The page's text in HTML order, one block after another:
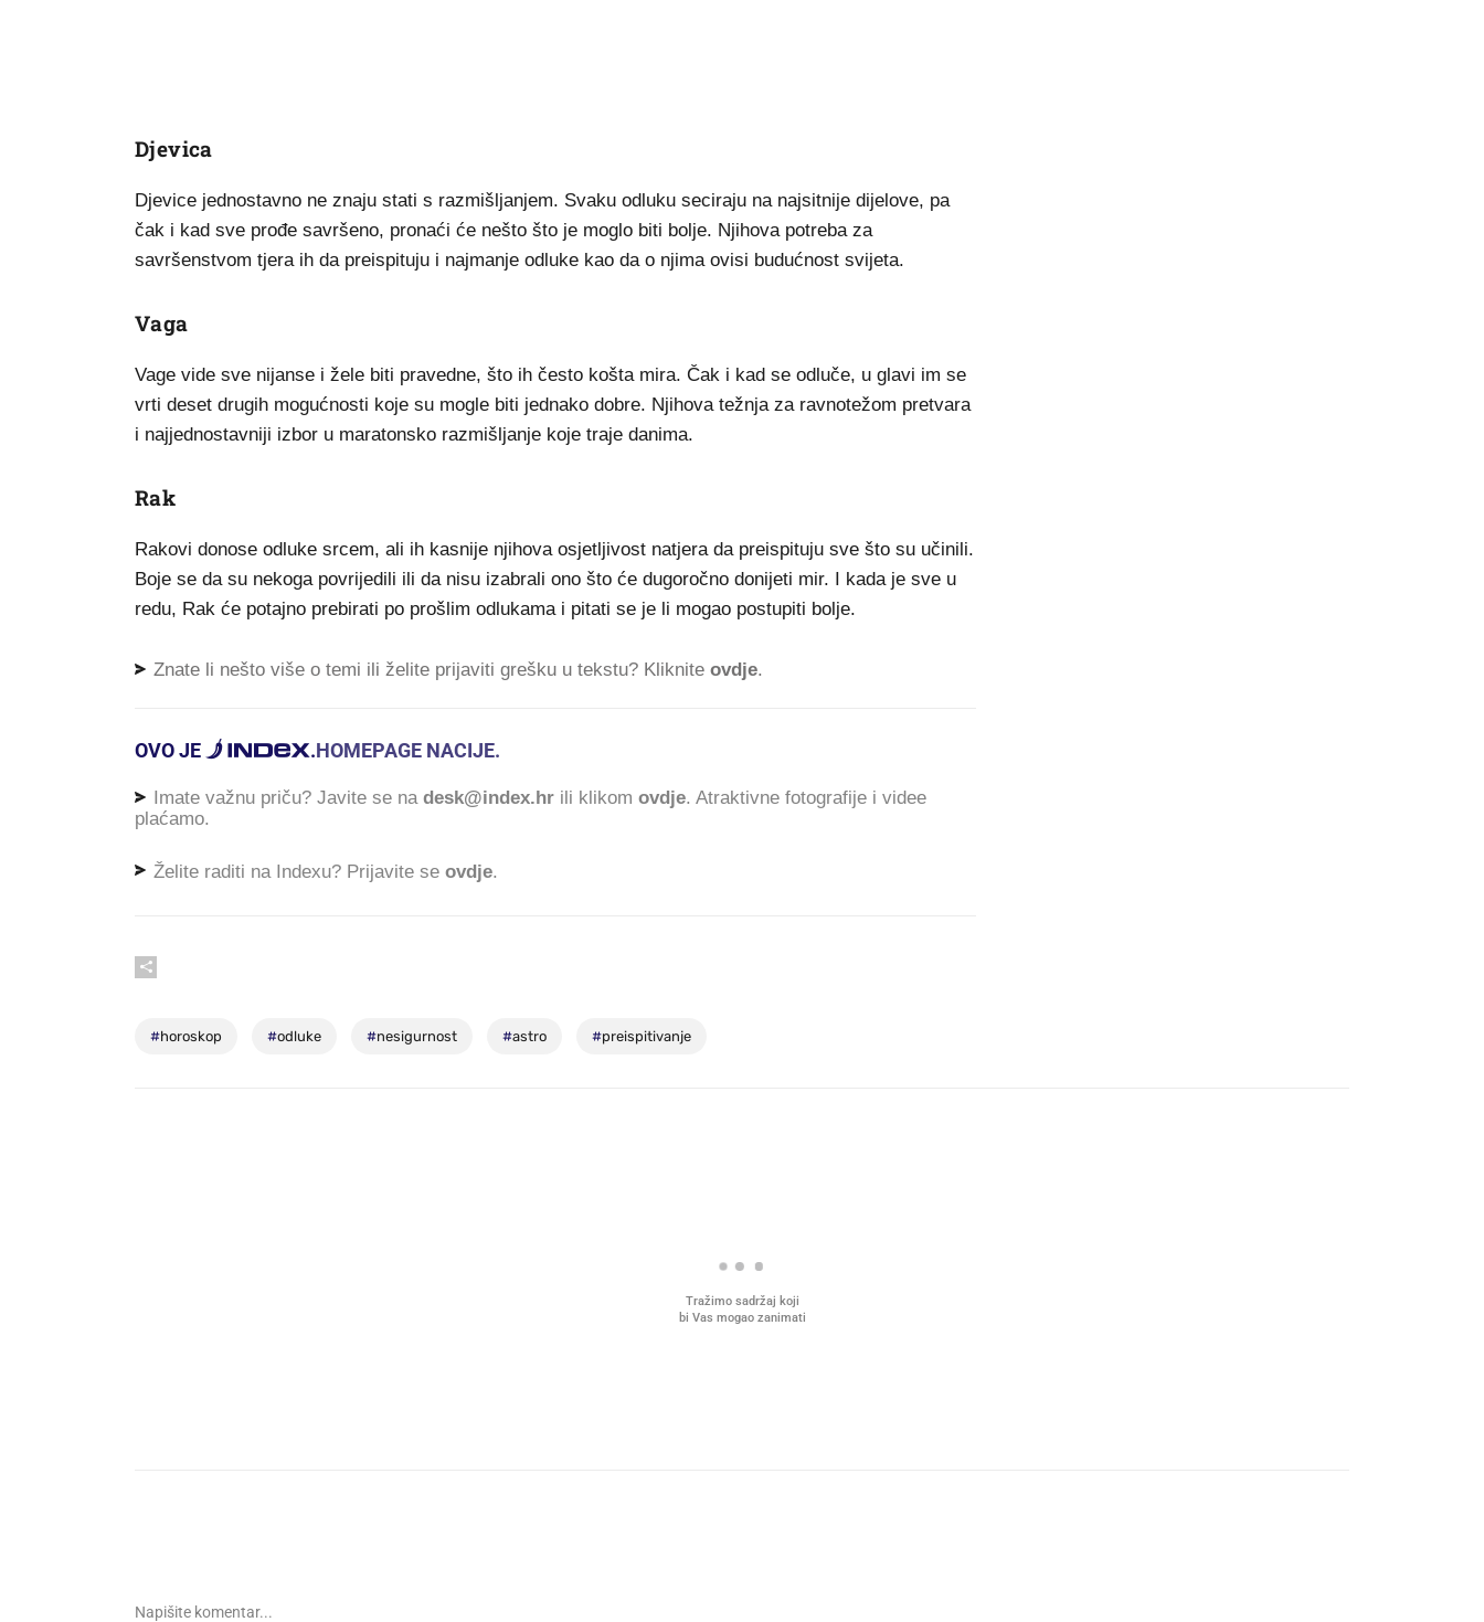
Djevica
Djevice jednostavno ne znaju stati s razmišljanjem. Svaku odluku seciraju na najsitnije dijelove, pa
čak i kad sve prođe savršeno, pronaći će nešto što je moglo biti bolje. Njihova potreba za
savršenstvom tjera ih da preispituju i najmanje odluke kao da o njima ovisi budućnost svijeta.
Vaga
Vage vide sve nijanse i žele biti pravedne, što ih često košta mira. Čak i kad se odluče, u glavi im se
vrti deset drugih mogućnosti koje su mogle biti jednako dobre. Njihova težnja za ravnotežom pretvara
i najjednostavniji izbor u maratonsko razmišljanje koje traje danima.
Rak
Rakovi donose odluke srcem, ali ih kasnije njihova osjetljivost natjera da preispituju sve što su učinili.
Boje se da su nekoga povrijedili ili da nisu izabrali ono što će dugoročno donijeti mir. I kada je sve u
redu, Rak će potajno prebirati po prošlim odlukama i pitati se je li mogao postupiti bolje.
Znate li nešto više o temi ili želite prijaviti grešku u tekstu? Kliknite ovdje.
OVO JE .HOMEPAGE NACIJE.
Imate važnu priču? Javite se na desk@index.hr ili klikom ovdje. Atraktivne fotografije i videe
plaćamo.
Želite raditi na Indexu? Prijavite se ovdje.
#horoskop #odluke #nesigurnost #astro #preispitivanje
Tražimo sadržaj koji
bi Vas mogao zanimati